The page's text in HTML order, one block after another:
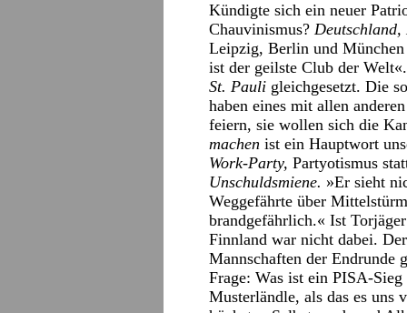
Kündigte sich ein neuer
Chauvinismus? Deutschland,
Leipzig, Berlin und
ist der geilste Club der
St. Pauli gleichgesetzt. Die
haben eines mit allen
feiern, sie wollen sich die
machen ist ein Hauptwort
Work-Party, Partyotismus
Unschuldsmiene. »Er sieht
Weggefährte über
brandgefährlich.« Ist
Finnland war nicht dabei.
Mannschaften der Endrunde
Frage: Was ist ein PISA-
Musterländle, als das es uns